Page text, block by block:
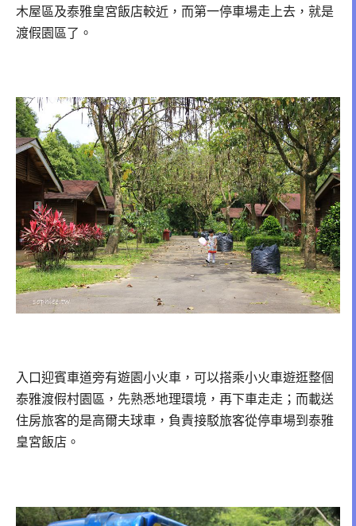
木屋區及泰雅皇宮飯店較近，而第一停車場走上去，就是
渡假園區了。
入口迎賓車道旁有遊園小火車，可以搭乘小火車遊逛整個
泰雅渡假村園區， 先熟悉地理環境，再下車走走； 而載送
住房旅客的是高爾夫球車，負責接駁旅客從停車場到泰雅
皇宮飯店。